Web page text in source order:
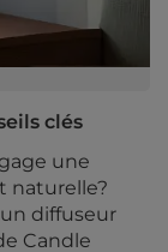
clés
une
naturelle?
diffuseur
Candle